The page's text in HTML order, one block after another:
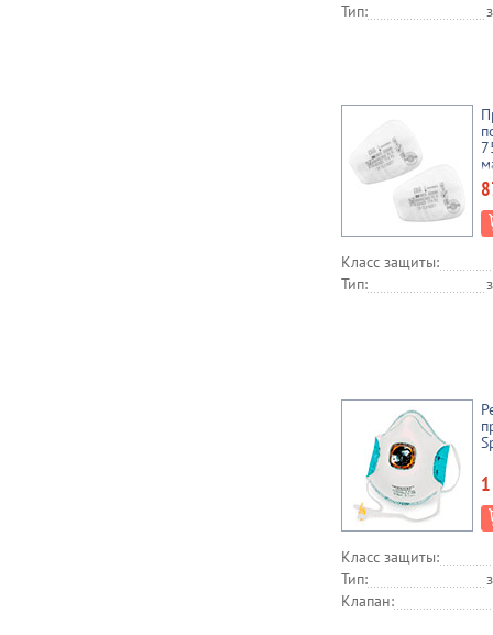
Тип:
Класс защиты:
Тип:
Класс защиты:
Тип:
Клапан: